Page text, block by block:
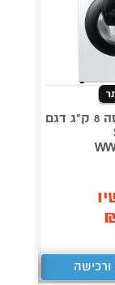
מכונת כביסה 8 ק"ג דגם